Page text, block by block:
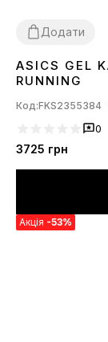
Додати
41 4243 4445
ASICS GEL
RUNNING
Код:FKS2355384
0
3725 грн
Акція -53%